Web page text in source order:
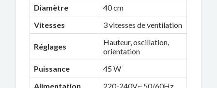
Diamètre
40 cm
Vitesses
3 vitesses de ventilation
Réglages
Hauteur, oscillation,
orientation
Puissance
45 W
Alimentation
220-240V~ 50/60Hz